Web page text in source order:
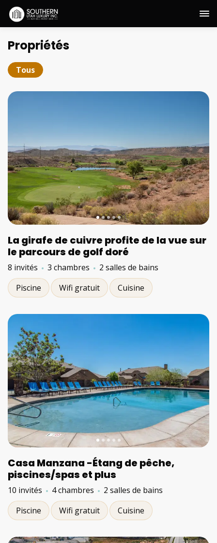
Propriétés
Tous
La girafe de cuivre profite de la vue sur
le parcours de golf doré
8 invités 3 chambres
2 salles de bains
Piscine
Wifi gratuit Cuisine
Casa Manzana -Étang de pêche,
piscines/spas et plus
10 invités 4 chambres
2 salles de bains
Piscine
Wifi gratuit Cuisine